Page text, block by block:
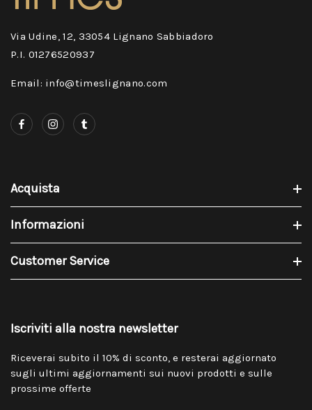
Via Udine, 12, 33054 Lignano Sabbiadoro
P.I. 01276520937
Email: info@timeslignano.com
Acquista
Informazioni
Customer Service
Iscriviti alla nostra newsletter
Riceverai subito il 10% di sconto, e resterai aggiornato
sugli ultimi aggiornamenti sui nuovi prodotti e sulle
prossime offerte